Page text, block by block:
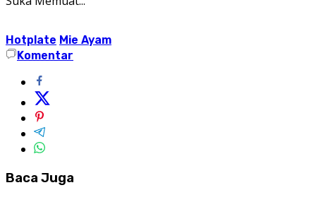
Hotplate Mie Ayam
Komentar
Baca Juga